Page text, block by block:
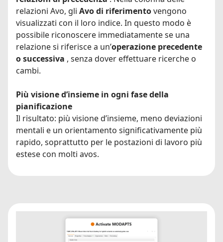
relazioni Avo, gli Avo di riferimentovengono
visualizzati con il loro indice. In questo modo è
possibile riconoscere immediatamente se una
relazione si riferisce a un’operazione precedente
o successiva , senza dover effettuare ricerche o
cambi.
Più visione d’insieme in ogni fase della
pianificazione
Il risultato: più visione d’insieme, meno deviazioni
mentali e un orientamento significativamente più
rapido, soprattutto per le postazioni di lavoro più
estese con molti avos.